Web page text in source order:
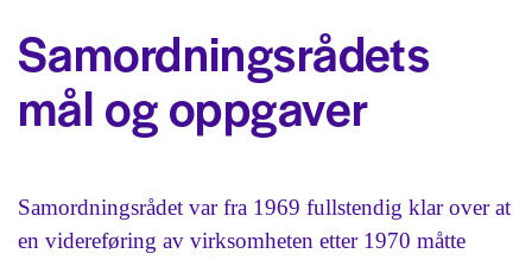
Samordningsrådets
mål og oppgaver
Samordningsrådet var fra 1969 fullstendig klar over at
en videreføring av virksomheten etter 1970 måtte